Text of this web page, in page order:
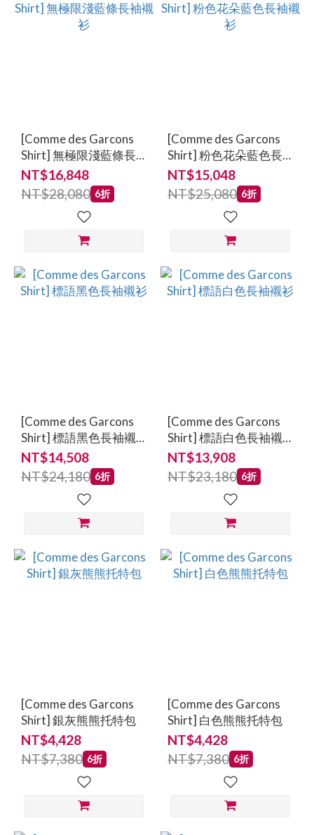
[Comme des Garcons
Shirt] 無極限淺藍條長
袖襯衫
NT$16,848
NT$28,080 6折
[Comme des Garcons
Shirt] 粉色花朵藍色長
袖襯衫
NT$15,048
NT$25,080 6折
[Comme des Garcons
Shirt] 標語黑色長袖襯
衫
NT$14,508
NT$24,180 6折
[Comme des Garcons
Shirt] 標語白色長袖襯
衫
NT$13,908
NT$23,180 6折
[Comme des Garcons
Shirt] 銀灰熊熊托特包
NT$4,428
NT$7,380 6折
[Comme des Garcons
Shirt] 白色熊熊托特包
NT$4,428
NT$7,380 6折